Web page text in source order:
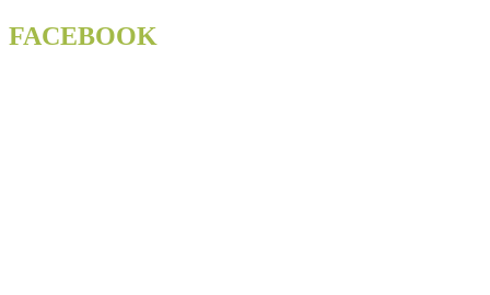
FACEBOOK